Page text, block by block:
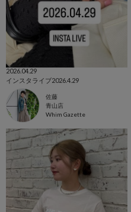
2026.04.29
インスタライブ2026.4.29
佐藤
青山店
Whim Gazette